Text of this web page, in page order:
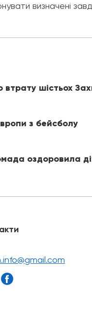
визначені
шістьох
з бейсболу
оздоровила